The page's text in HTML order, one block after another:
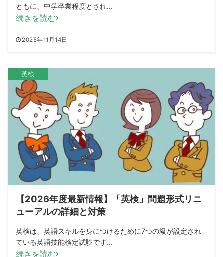
ともに、中学卒業程度とされ...
2025年11月14日
続きを読む
英検
【2026年度最新情報】「英検」問題形式リニ
ューアルの詳細と対策
英検は、英語スキルを身につけるために7つの級が設定され
ている英語技能検定試験です...
続きを読む